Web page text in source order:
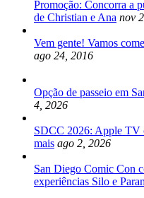
Promoção: Concorra a
de Christian e Ana nov
Vem gente! Vamos
ago 24, 2016
Opção de passeio em
4, 2026
SDCC 2026: Apple TV
mais ago 2, 2026
San Diego Comic Con
experiências Silo e